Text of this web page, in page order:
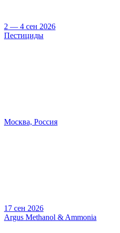
2 — 4 сен 2026
Пестициды
Москва, Россия
17 сен 2026
Argus Methanol & Ammonia